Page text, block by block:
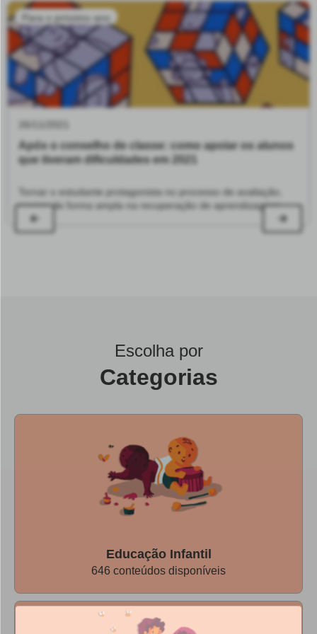
Para o próximo ano
Após o conselho de classe: como apoiar os alunos
que tiveram dificuldades em 2021
Tornar o estudante protagonista no processo de avaliação,
pensar de forma ampla na recuperação de aprendizagens
para 2022, consolidar ou construir uma nova relação com as
famílias e ter sensibilidade sobre o tema da retenção são
Escolha por
Categorias
Educação Infantil
646 conteúdos disponíveis
Agora os conteúdos do Nova